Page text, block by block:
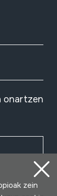
onartzen
zein